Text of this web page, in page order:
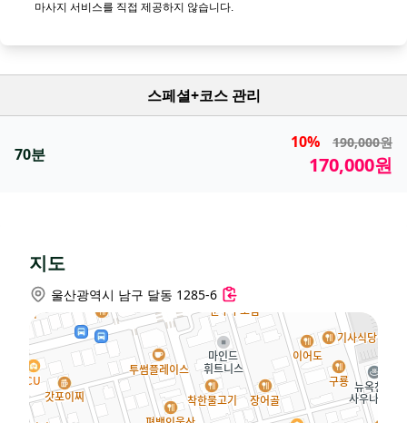
마사지 서비스를 직접 제공하지 않습니다.
스페셜+코스 관리
70분
10% 190,000원
170,000원
지도
울산광역시 남구 달동 1285-6